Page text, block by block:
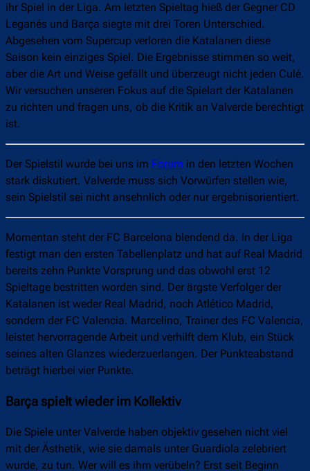
ihr Spiel in der Liga. Am letzten Spieltag hieß der Gegner CD
Leganés und Barça siegte mit drei Toren Unterschied.
Abgesehen vom Supercup verloren die Katalanen diese
Saison kein einziges Spiel. Die Ergebnisse stimmen so weit,
aber die Art und Weise gefällt und überzeugt nicht jeden Culé.
Wir versuchen unseren Fokus auf die Spielart der Katalanen
zu richten und fragen uns, ob die Kritik an Valverde berechtigt
ist.
Der Spielstil wurde bei uns im Forum in den letzten Wochen
stark diskutiert. Valverde muss sich Vorwürfen stellen wie,
sein Spielstil sei nicht ansehnlich oder nur ergebnisorientiert.
Momentan steht der FC Barcelona blendend da. In der Liga
festigt man den ersten Tabellenplatz und hat auf Real Madrid
bereits zehn Punkte Vorsprung und das obwohl erst 12
Spieltage bestritten worden sind. Der ärgste Verfolger der
Katalanen ist weder Real Madrid, noch Atlético Madrid,
sondern der FC Valencia. Marcelino, Trainer des FC Valencia,
leistet hervorragende Arbeit und verhilft dem Klub, ein Stück
seines alten Glanzes wiederzuerlangen. Der Punkteabstand
beträgt hierbei vier Punkte.
Barça spielt wieder im Kollektiv
Die Spiele unter Valverde haben objektiv gesehen nicht viel
mit der Ästhetik, wie sie damals unter Guardiola zelebriert
wurde, zu tun. Wer will es ihm verübeln? Erst seit Beginn